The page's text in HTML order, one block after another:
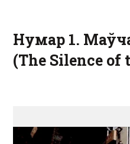
Нумар 1.
(The Silence of